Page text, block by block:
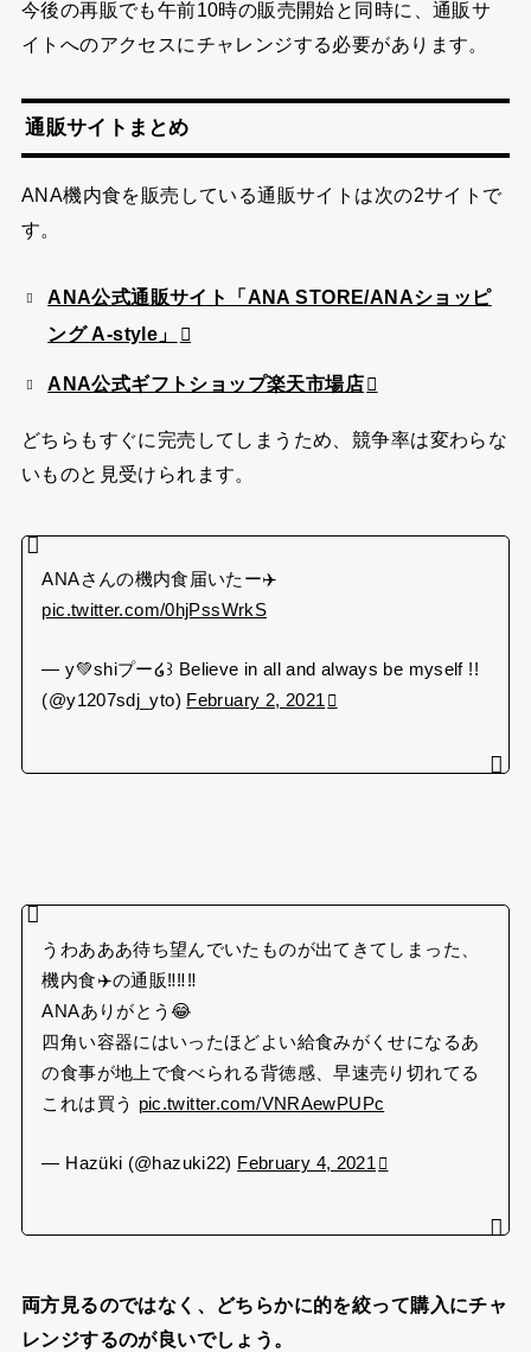
今後の再販でも午前10時の販売開始と同時に、通販サ
イトへのアクセスにチャレンジする必要があります。
通販サイトまとめ
ANA機内食を販売している通販サイトは次の2サイトで
す。
ANA公式通販サイト「ANA STORE/ANAショッピ
ング A-style」
ANA公式ギフトショップ楽天市場店
どちらもすぐに完売してしまうため、競争率は変わらな
いものと見受けられます。
ANAさんの機内食届いたー✈️
pic.twitter.com/0hjPssWrkS
— y💚shiプー໒꒱ Believe in all and always be myself !!
(@y1207sdj_yto) February 2, 2021
うわあああ待ち望んでいたものが出てきてしまった、
機内食✈️の通販‼︎‼︎‼︎
ANAありがとう😂
四角い容器にはいったほどよい給食みがくせになるあ
の食事が地上で食べられる背徳感、早速売り切れてる
これは買う pic.twitter.com/VNRAewPUPc
— Hazüki (@hazuki22) February 4, 2021
両方見るのではなく、どちらかに的を絞って購入にチャ
レンジするのが良いでしょう。